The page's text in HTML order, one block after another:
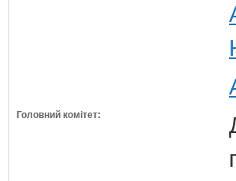
Головний комітет: